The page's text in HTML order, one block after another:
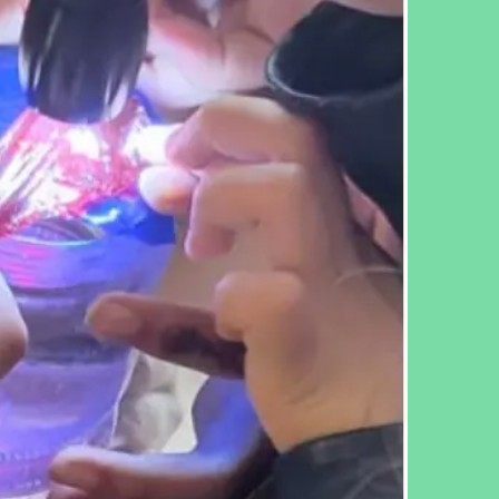
Twitter
LinkedIn
WhatsApp
Reddit
Gmail
Email